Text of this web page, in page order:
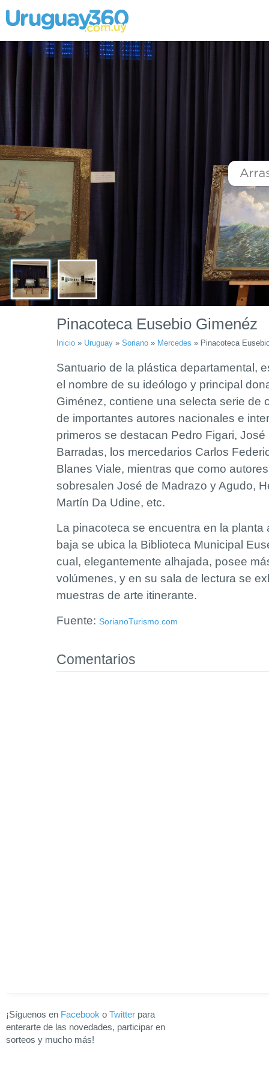
Pinacoteca Eusebio Gimenéz
Inicio » Uruguay » Soriano » Mercedes » Pinacoteca
Santuario de la plástica departamental,
el nombre de su ideólogo y principal
Giménez, contiene una selecta serie de
de importantes autores nacionales e
primeros se destacan Pedro Figari,
Barradas, los mercedarios Carlos
Blanes Viale, mientras que como
sobresalen José de Madrazo y Agudo,
Martín Da Udine, etc.
La pinacoteca se encuentra en la planta
baja se ubica la Biblioteca Municipal
cual, elegantemente alhajada, posee
volúmenes, y en su sala de lectura se
muestras de arte itinerante.
Fuente: SorianoTurismo.com
Comentarios
¡Síguenos en Facebook o Twitter para
enterarte de las novedades, participar en
sorteos y mucho más!